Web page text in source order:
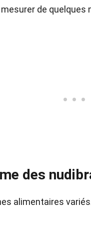
de
des
alimentaires